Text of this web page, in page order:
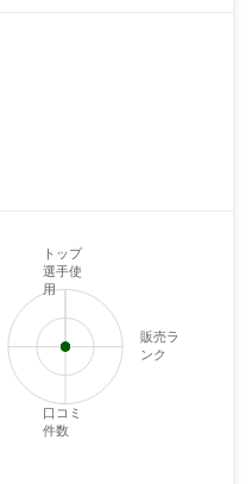
トップ
選手使
用
販売ラ
ンク
口コミ
件数